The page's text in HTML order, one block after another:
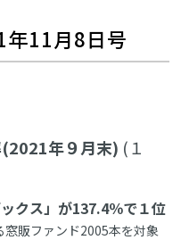
11月8日号
年９月末) (１
クス」が137.4％で１位
販ファンド2005本を対象